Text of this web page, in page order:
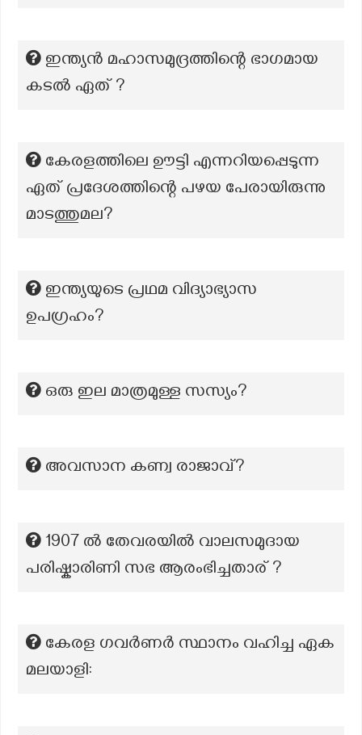
ഇന്ത്യൻ മഹാസമുദ്രത്തിന്റെ ഭാഗമായ
കടൽ ഏത് ?
കേരളത്തിലെ ഊട്ടി എന്നറിയപ്പെടുന്ന
ഏത് പ്രദേശത്തിന്റെ പഴയ പേരായിരുന്നു
മാടത്തുമല?
ഇന്ത്യയുടെ പ്രഥമ വിദ്യാഭ്യാസ
ഉപഗ്രഹം?
ഒരു ഇല മാത്രമുള്ള സസ്യം?
അവസാന കണ്വ രാജാവ്?
1907 ൽ തേവരയിൽ വാലസമുദായ
പരിഷ്കാരിണി സഭ ആരംഭിച്ചതാര് ?
കേരള ഗവർണർ സ്ഥാനം വഹിച്ച ഏക
മലയാളി: